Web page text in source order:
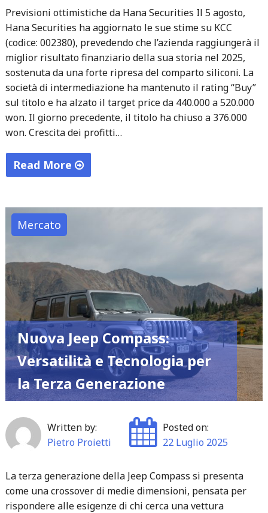
pagamenti"
Previsioni ottimistiche da Hana Securities Il 5 agosto,
Hana Securities ha aggiornato le sue stime su KCC
(codice: 002380), prevedendo che l’azienda raggiungerà il
miglior risultato finanziario della sua storia nel 2025,
sostenuta da una forte ripresa del comparto siliconi. La
società di intermediazione ha mantenuto il rating “Buy”
sul titolo e ha alzato il target price da 440.000 a 520.000
won. Il giorno precedente, il titolo ha chiuso a 376.000
won. Crescita dei profitti…
Read More
al
record
di
utili
2025
grazie
alla
ripresa
del
settore
siliconi"
Mercato
Nuova Jeep Compass:
Versatilità e Tecnologia per
la Terza Generazione
Written by:
Pietro Proietti
Posted on:
22 Luglio 2025
La terza generazione della Jeep Compass si presenta
come una crossover di medie dimensioni, pensata per
rispondere alle esigenze di chi cerca una vettura